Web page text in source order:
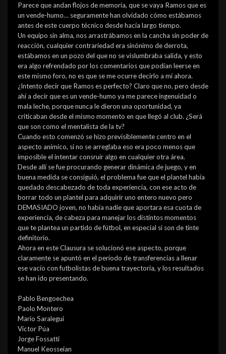
Parece que andan flojos de memoria, que se vaya Ramos que es
un vende-humo… seguramente han olvidado cómo estábamos
antes de este cuerpo técnico desde hacía largo tiempo.
Un equipo sin alma, nos arrastrábamos en la cancha sin poder de
reacción, cualquier contrariedad era sinónimo de derrota,
estábamos en un pozo del que no se vislumbraba salida, y esto
era algo refrendado por los comentarios que podían leerse en
este mismo foro, no es que se me ocurre decirlo a mí ahora.
¿Intento decir que Ramos es perfecto? Claro que no, pero desde
ahí a decir que es un vende-humo ya me parece ingenuidad o
mala leche, porque nunca le dieron una oportunidad, ya
criticaban desde el mismo momento en que llegó al club. ¿Será
que son como el mentalista de la tv?
Cuando esto comenzó se hizo previsiblemente centro en el
aspecto anímico, si no se arreglaba eso era poco menos que
imposible el intentar consruir algo en cualquier otra área.
Desde allí se fue procurando generar dinámica de juego, y en
buena medida se consiguió, el problema fue que el plantel había
quedado descabezado de toda experiencia, con ese acto de
borrar todo un plantel para adquirir uno entero nuevo pero
DEMASIADO joven, no había nadie que aportara esa cuota de
experiencia, de cabeza para manejar los distintos momentos
que te plantea un partido de fútbol, en especial si son de tinte
definitorio.
Ahora en este Clausura se solucionó ese aspecto, porque
claramente se apuntó en el período de transferencias a llenar
ese vacío con futbolistas de buena trayectoria, y los resultados
se han ido presentando.
Pablo Bengoechea
Paolo Montero
Mario Saralegui
Víctor Púa
Jorge Fossatti
Manuel Keosseian